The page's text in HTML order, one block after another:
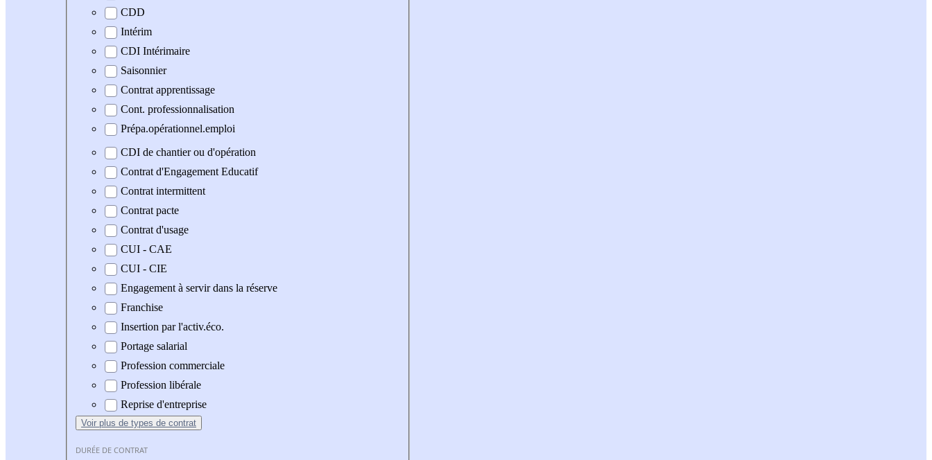
CDD
Intérim
CDI Intérimaire
Saisonnier
Contrat apprentissage
Cont. professionnalisation
Prépa.opérationnel.emploi
CDI de chantier ou d'opération
Contrat d'Engagement Educatif
Contrat intermittent
Contrat pacte
Contrat d'usage
CUI - CAE
CUI - CIE
Engagement à servir dans la réserve
Franchise
Insertion par l'activ.éco.
Portage salarial
Profession commerciale
Profession libérale
Reprise d'entreprise
Voir plus de types de contrat
DURÉE DE CONTRAT